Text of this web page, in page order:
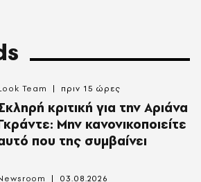
κριτική για την Αριάνα
Μην κανονικοποιείτε
που της συμβαίνει
Team πριν 15 ώρες
03.08.2026